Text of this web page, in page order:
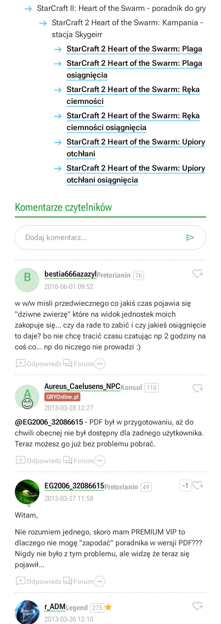
StarCraft II: Heart of the Swarm - poradnik do gry
StarCraft 2 Heart of the Swarm: Kampania -
stacja Skygeirr
StarCraft 2 Heart of the Swarm: Plaga
StarCraft 2 Heart of the Swarm: Plaga
osiągnięcia
StarCraft 2 Heart of the Swarm: Ręka
ciemności
StarCraft 2 Heart of the Swarm: Ręka
ciemności osiągnięcia
StarCraft 2 Heart of the Swarm: Upiory
otchłani
StarCraft 2 Heart of the Swarm: Upiory
otchłani osiągnięcia
Komentarze czytelników
Dodaj komentarz... 
B bestia666azazyl Pretorianin 76
2016-06-01 09:52

w w/w misli przedwiecznego co jakiś czas pojawia się
"dziwne zwierzę" które na widok jednostek moich
zakopuje się... czy da rade to zabić i czy jakieś osiągnięcie
to daje? bo nie chcę tracić czasu czatując np 2 godziny na
coś co... np do niczego nie prowadzi :)
Odpowiedz  Forum 
A
😊
Aureus_Caelusens_NPCKonsul 110
GRYOnline.pl
2013-03-28 12:27

@EG2006_32086615 - PDF był w przygotowaniu, aż do
chwili obecnej nie był dostępny dla żadnego użytkownika.
Teraz możesz go już bez problemu pobrać.
Odpowiedz  Forum 
👎
EG2006_32086615Pretorianin 49
2013-03-27 11:58
-1 
Witam,
Nie rozumiem jednego, skoro mam PREMIUM VIP to
dlaczego nie mogę "zapodać" poradnika w wersji PDF???
Nigdy nie było z tym problemu, ale widzę że teraz się
pojawił...
Odpowiedz  Forum 
r_ADMLegend 275
2013-03-26 12:10
